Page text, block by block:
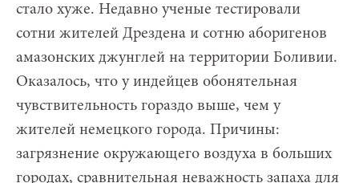
стало хуже. Недавно ученые тестировали
сотни жителей Дрездена и сотню аборигенов
амазонских джунглей на территории Боливии.
Оказалось, что у индейцев обонятельная
чувствительность гораздо выше, чем у
жителей немецкого города. Причины:
загрязнение окружающего воздуха в больших
городах, сравнительная неважность запаха для